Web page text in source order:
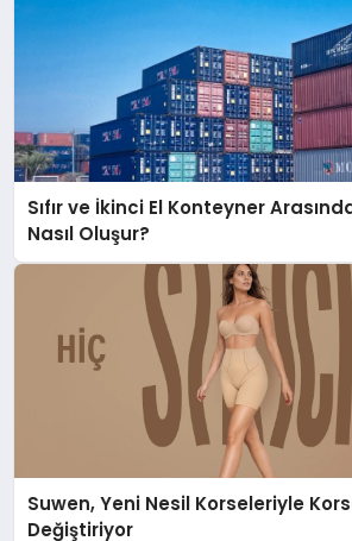
Sıfır ve İkinci El Konteyner
Nasıl Oluşur?
Suwen, Yeni Nesil Korseleriyle
Değiştiriyor